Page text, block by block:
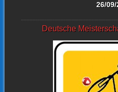
26/
Deutsche